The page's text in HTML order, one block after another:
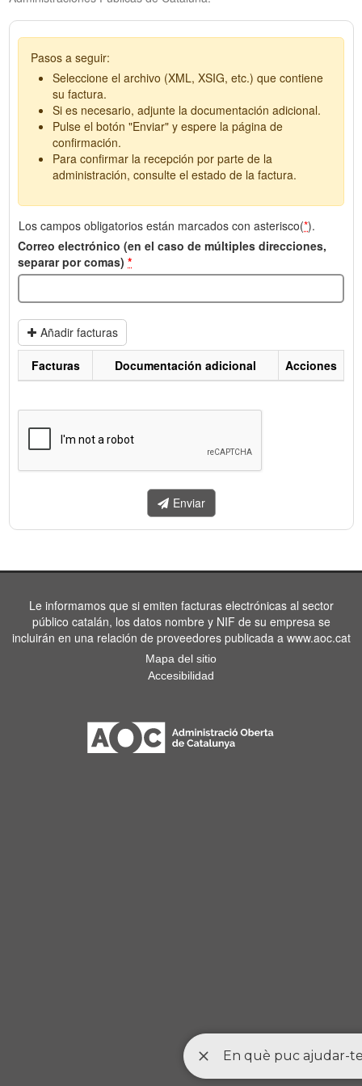
Pasos a seguir:
Seleccione el archivo (XML, XSIG, etc.) que contiene
su factura.
Si es necesario, adjunte la documentación adicional.
Pulse el botón "Enviar" y espere la página de
confirmación.
Para confirmar la recepción por parte de la
administración, consulte el estado de la factura.
Los campos obligatorios están marcados con asterisco(*).
Correo electrónico (en el caso de múltiples direcciones,
separar por comas) *
Añadir facturas
enviar.
Facturas Documentación adicional Acciones
Enviar
Le informamos que si emiten facturas electrónicas al sector
público catalán, los datos nombre y NIF de su empresa se
incluirán en una relación de proveedores publicada a www.aoc.cat
Mapa del sitio
Accesibilidad